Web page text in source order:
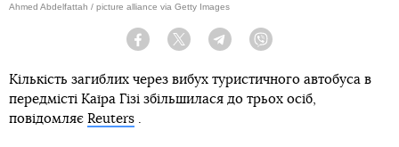
Ahmed Abdelfattah / picture alliance via Getty Images
Facebook Twitter Telegram
Кількість загиблих через вибух туристичного автобуса в
передмісті Каїра Гізі збільшилася до трьох осіб,
повідомляє Reuters